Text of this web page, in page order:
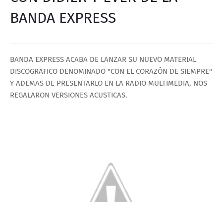
BANDA EXPRESS
BANDA EXPRESS ACABA DE LANZAR SU NUEVO MATERIAL
DISCOGRAFICO DENOMINADO "CON EL CORAZÓN DE SIEMPRE"
Y ADEMAS DE PRESENTARLO EN LA RADIO MULTIMEDIA, NOS
REGALARON VERSIONES ACUSTICAS.